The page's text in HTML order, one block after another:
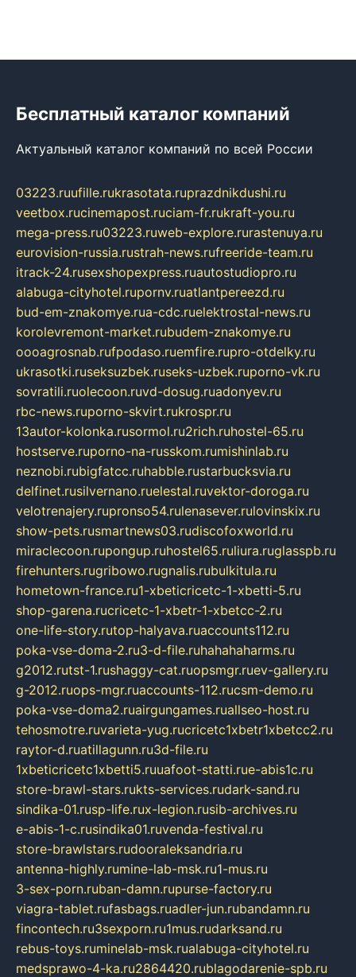
Бесплатный каталог компаний
Актуальный каталог компаний по всей России
03223.ruufille.rukrasotata.ruprazdnikdushi.ru
veetbox.rucinemapost.ruciam-fr.rukraft-you.ru
mega-press.ru03223.ruweb-explore.rurastenuya.ru
eurovision-russia.rustrah-news.rufreeride-team.ru
itrack-24.rusexshopexpress.ruautostudiopro.ru
alabuga-cityhotel.rupornv.ruatlantpereezd.ru
bud-em-znakomye.rua-cdc.ruelektrostal-news.ru
korolevremont-market.rubudem-znakomye.ru
oooagrosnab.rufpodaso.ruemfire.rupro-otdelky.ru
ukrasotki.ruseksuzbek.ruseks-uzbek.ruporno-vk.ru
sovratili.ruolecoon.ruvd-dosug.ruadonyev.ru
rbc-news.ruporno-skvirt.rukrospr.ru
13autor-kolonka.rusormol.ru2rich.ruhostel-65.ru
hostserve.ruporno-na-russkom.rumishinlab.ru
neznobi.rubigfatcc.ruhabble.rustarbucksvia.ru
delfinet.rusilvernano.ruelestal.ruvektor-doroga.ru
velotrenajery.rupronso54.rulenasever.rulovinskix.ru
show-pets.rusmartnews03.rudiscofoxworld.ru
miraclecoon.rupongup.ruhostel65.ruliura.ruglasspb.ru
firehunters.rugribowo.rugnalis.rubulkitula.ru
hometown-france.ru1-xbeticricetc-1-xbetti-5.ru
shop-garena.rucricetc-1-xbetr-1-xbetcc-2.ru
one-life-story.rutop-halyava.ruaccounts112.ru
poka-vse-doma-2.ru3-d-file.ruhahahaharms.ru
g2012.rutst-1.rushaggy-cat.ruopsmgr.ruev-gallery.ru
g-2012.ruops-mgr.ruaccounts-112.rucsm-demo.ru
poka-vse-doma2.ruairgungames.ruallseo-host.ru
tehosmotre.ruvarieta-yug.rucricetc1xbetr1xbetcc2.ru
raytor-d.ruatillagunn.ru3d-file.ru
1xbeticricetc1xbetti5.ruuafoot-statti.rue-abis1c.ru
store-brawl-stars.rukts-services.rudark-sand.ru
sindika-01.rusp-life.rux-legion.rusib-archives.ru
e-abis-1-c.rusindika01.ruvenda-festival.ru
store-brawlstars.rudooraleksandria.ru
antenna-highly.rumine-lab-msk.ru1-mus.ru
3-sex-porn.ruban-damn.rupurse-factory.ru
viagra-tablet.rufasbags.ruadler-jun.rubandamn.ru
fincontech.ru3sexporn.ru1mus.rudarksand.ru
rebus-toys.ruminelab-msk.rualabuga-cityhotel.ru
medsprawo-4-ka.ru2864420.rublagodarenie-spb.ru